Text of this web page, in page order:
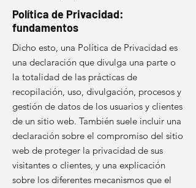
Política de Privacidad:
fundamentos
Dicho esto, una Política de Privacidad es
una declaración que divulga una parte o
la totalidad de las prácticas de
recopilación, uso, divulgación, procesos y
gestión de datos de los usuarios y clientes
de un sitio web. También suele incluir una
declaración sobre el compromiso del sitio
web de proteger la privacidad de sus
visitantes o clientes, y una explicación
sobre los diferentes mecanismos que el